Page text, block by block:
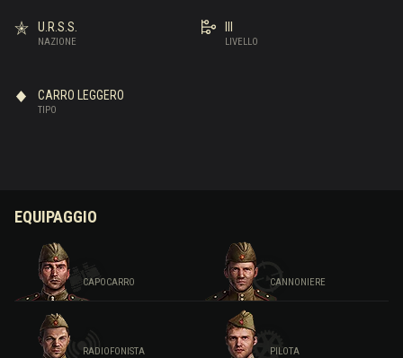
NAZIONE
U.R.S.S.
LIVELLO
TIPO
CARRO LEGGERO
EQUIPAGGIO
CAPOCARRO CANNONIERE
RADIOFONISTA PILOTA